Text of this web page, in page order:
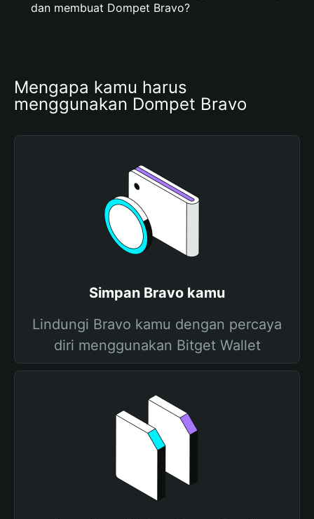
dan membuat Dompet Bravo?
Mengapa kamu harus
menggunakan Dompet Bravo
Simpan Bravo kamu
Lindungi Bravo kamu dengan percaya
diri menggunakan Bitget Wallet